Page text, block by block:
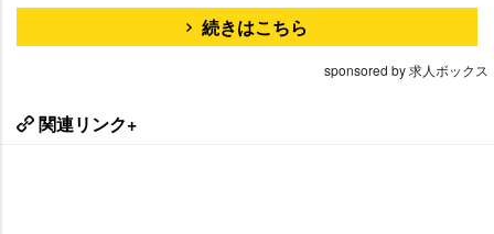
続きはこちら
sponsored by 求人ボックス
関連リンク+